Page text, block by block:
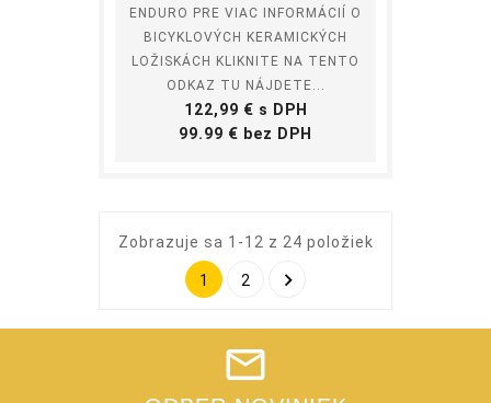
ENDURO PRE VIAC INFORMÁCIÍ O
BICYKLOVÝCH KERAMICKÝCH
LOŽISKÁCH KLIKNITE NA TENTO
ODKAZ TU NÁJDETE...
Cena
122,99 € s DPH
99.99 € bez DPH
Zobrazuje sa 1-12 z 24 položiek
1 2 